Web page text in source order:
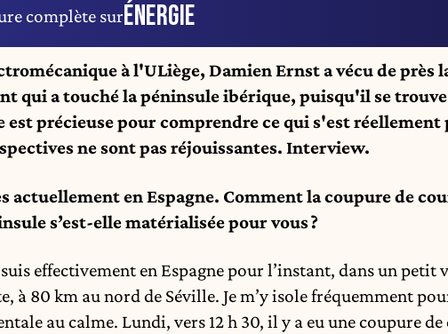
complète surÉNERGIE
à l'ULiège, Damien Ernst a vécu de près
qui a touché la péninsule ibérique, puisqu'il se
est précieuse pour comprendre ce qui s'est réellement
ne sont pas réjouissantes. Interview.
actuellement en Espagne. Comment la coupure de
s’est-elle matérialisée pour vous ?
suis effectivement en Espagne pour l’instant, dans un petit
à 80 km au nord de Séville. Je m’y isole fréquemment
au calme. Lundi, vers 12 h 30, il y a eu une coupure de